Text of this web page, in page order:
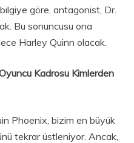
göre, antagonist, Dr.
Bu sonuncusu ona
Harley Quinn olacak.
Kadrosu Kimlerden
Phoenix, bizim en büyük
tekrar üstleniyor. Ancak,